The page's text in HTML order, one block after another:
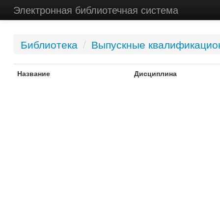
Электронная библиотечная система
Библиотека / Выпускные
Название Дисциплина